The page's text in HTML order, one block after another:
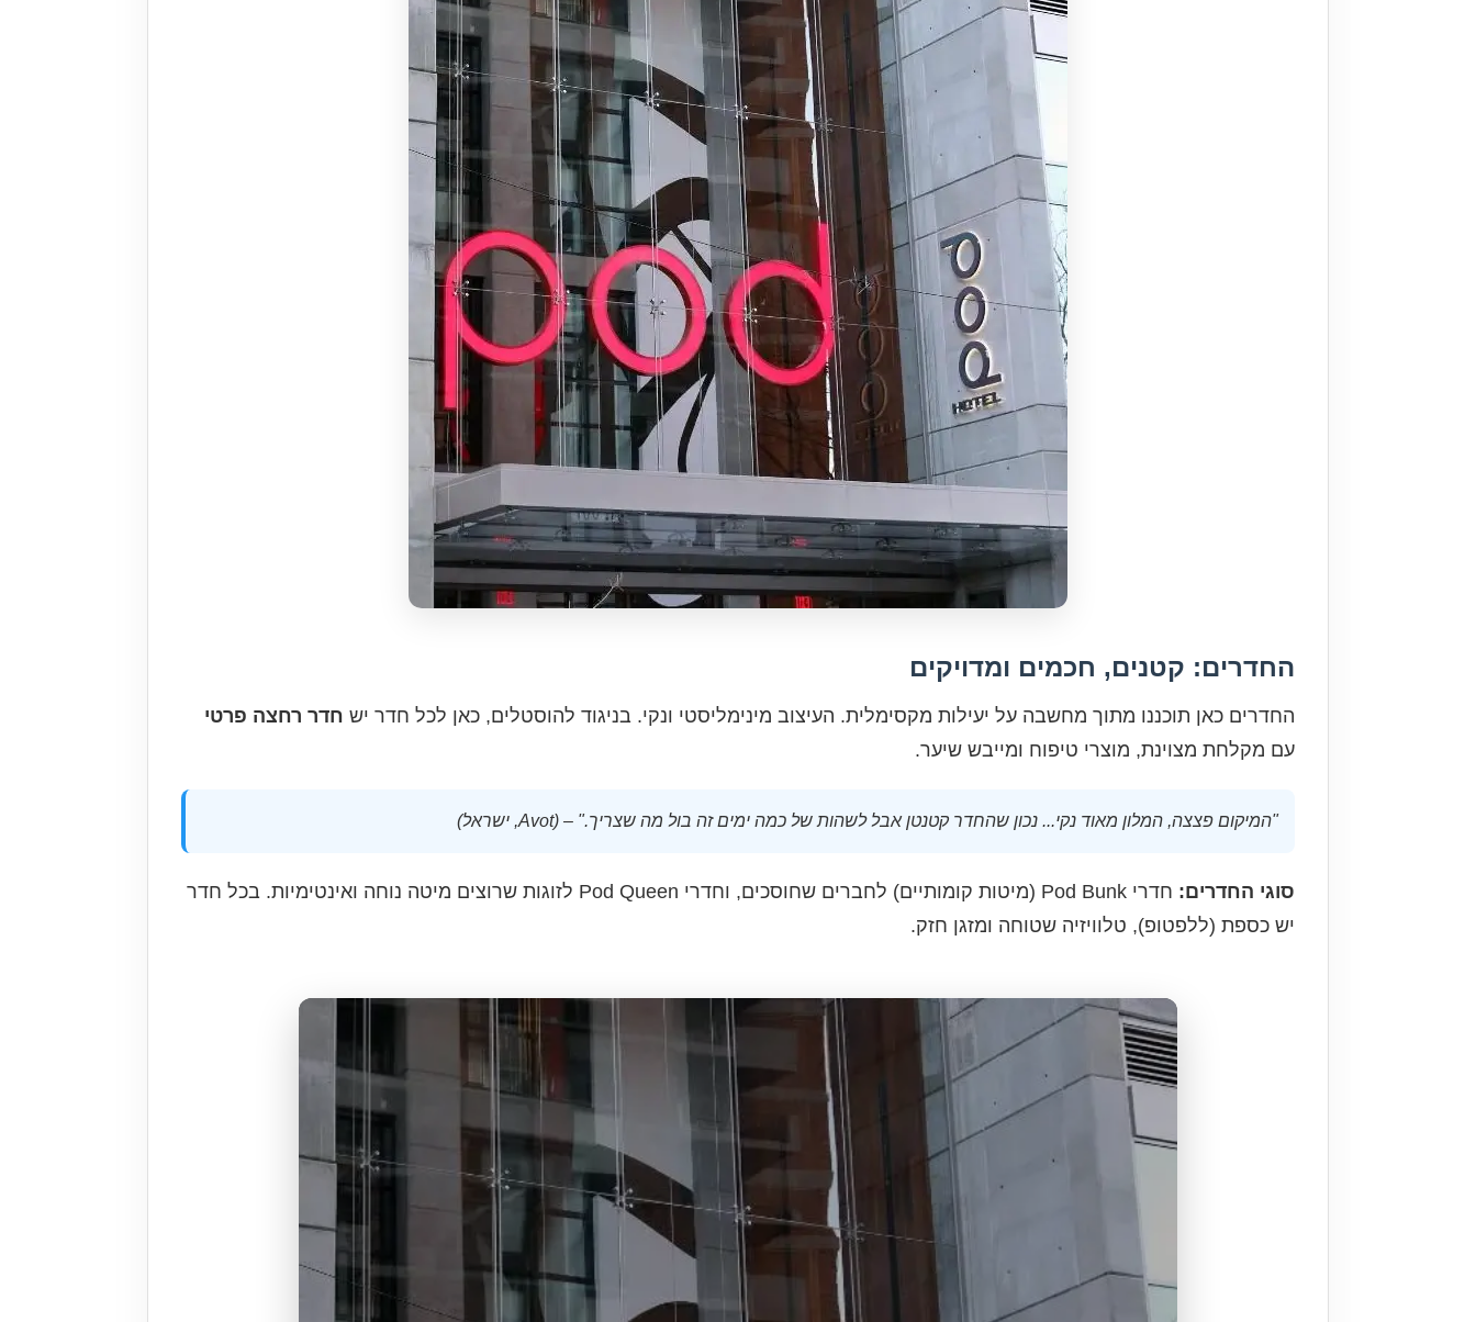
החדרים: קטנים, חכמים ומדויקים
החדרים כאן תוכננו מתוך מחשבה על יעילות מקסימלית. העיצוב מינימליסטי ונקי. בניגוד להוסטלים, כאן לכל חדר יש חדר רחצה פרטי
עם מקלחת מצוינת, מוצרי טיפוח ומייבש שיער.
"המיקום פצצה, המלון מאוד נקי... נכון שהחדר קטנטן אבל לשהות של כמה ימים זה בול מה שצריך." – (Avot, ישראל)
סוגי החדרים:
חדרי Pod Bunk (מיטות קומותיים) לחברים שחוסכים, וחדרי Pod Queen לזוגות שרוצים מיטה נוחה ואינטימיות. בכל חדר
יש כספת (ללפטופ), טלוויזיה שטוחה ומזגן חזק.